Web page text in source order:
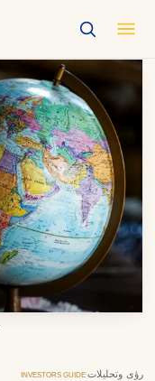
رؤى وتحليلات·
INVESTORS GUIDE